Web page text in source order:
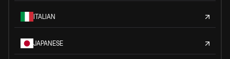
ITALIAN
JAPANESE